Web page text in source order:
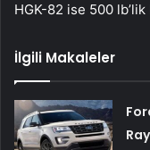
HGK-82 ise 500
İlgili Makaleler